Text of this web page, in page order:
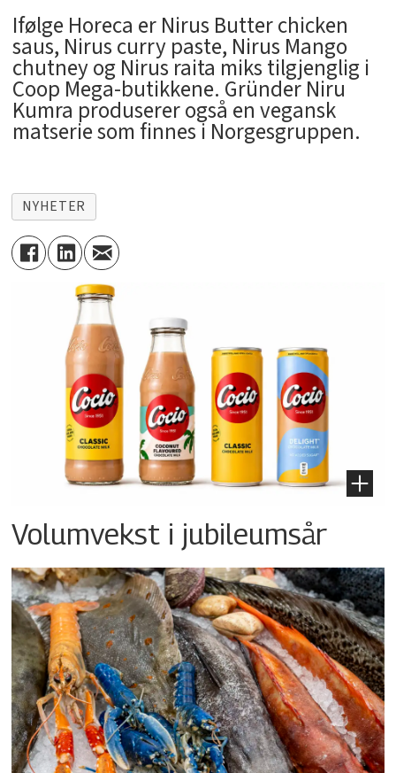
Ifølge Horeca er Nirus Butter chicken
saus, Nirus curry paste, Nirus Mango
chutney og Nirus raita miks tilgjenglig i
Coop Mega-butikkene. Gründer Niru
Kumra produserer også en vegansk
matserie som finnes i Norgesgruppen.
NYHETER
Volumvekst i jubileumsår